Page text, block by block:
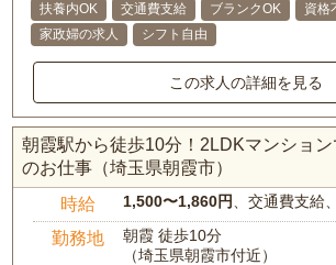
扶養内OK
交通費支給 ブランクOK 資格
家政婦の求人
シフト自由
この求人の詳細を見る
朝霞駅から徒歩10分！2LDKマンショ
のお仕事（埼玉県朝霞市）
時給 1,500〜1,860円 、交通費支給
勤務地
朝霞 徒歩10分
（埼玉県朝霞市付近）